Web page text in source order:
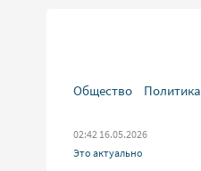
Общество Политика
02:42 16.05.2026
Это актуально